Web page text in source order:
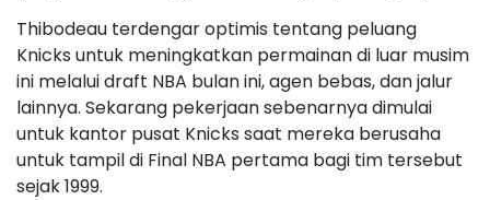
Thibodeau terdengar optimis tentang peluang
Knicks untuk meningkatkan permainan di luar musim
ini melalui draft NBA bulan ini, agen bebas, dan jalur
lainnya. Sekarang pekerjaan sebenarnya dimulai
untuk kantor pusat Knicks saat mereka berusaha
untuk tampil di Final NBA pertama bagi tim tersebut
sejak 1999.